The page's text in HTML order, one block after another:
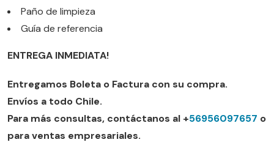
Paño de limpieza
Guía de referencia
ENTREGA INMEDIATA!
Entregamos Boleta o Factura con su compra.
Envíos a todo Chile.
Para más consultas, contáctanos al +56956097657 o
para ventas empresariales.